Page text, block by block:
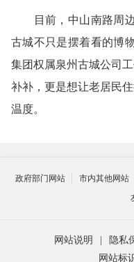
目前，中山南路周边
古城不只是摆着看的博
集团权属泉州古城公司
补补，更是想让老居民
温度。
政府部门网站 市内其他网站
网站说明 隐私
网站标